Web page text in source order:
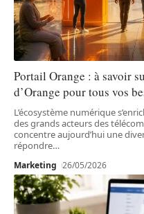
Portail Orange : à savoir
d’Orange pour tous vos
L’écosystème numérique
des grands acteurs des
concentre aujourd’hui une
répondre…
Marketing 26/05/2026